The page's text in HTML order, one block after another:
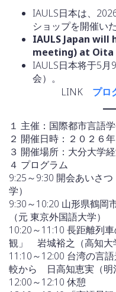
IAULS日本は、
ショップを開催い
IAULS Japan will
meeting) at Oita
IAULS日本将于5
会）。
LINK プロ
１ 主催：国際都市言語
２ 開催日時：２０２６
３ 開催場所：大分大学
４ プログラム
9:25～9:30 開会あいさ
学）
9:30～10:20 山形県鶴
（元 東京外国語大学）
10:20～11:10 長距離列
観」 岩城裕之（高知大
11:10～12:00 台湾の言
較から 日高知恵実（明
12:00～12:10 休憩